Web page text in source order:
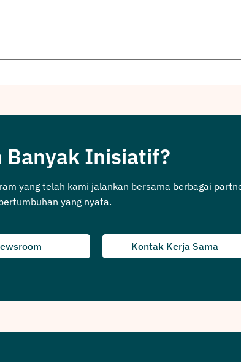
Banyak Inisiatif?
yang telah kami jalankan bersama berbagai
yang nyata.
Kontak Kerja Sama